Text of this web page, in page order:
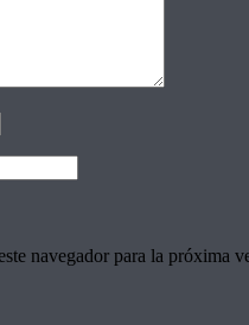
navegador para la próxima